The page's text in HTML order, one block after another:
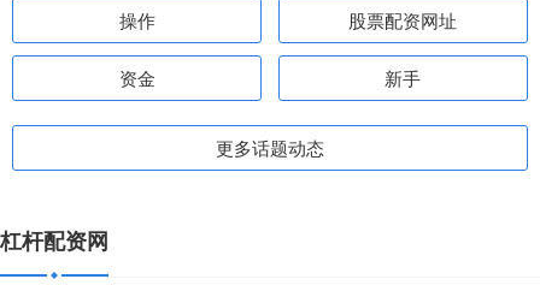
操作 股票配资网址
资金 新手
更多话题动态
杠杆配资网